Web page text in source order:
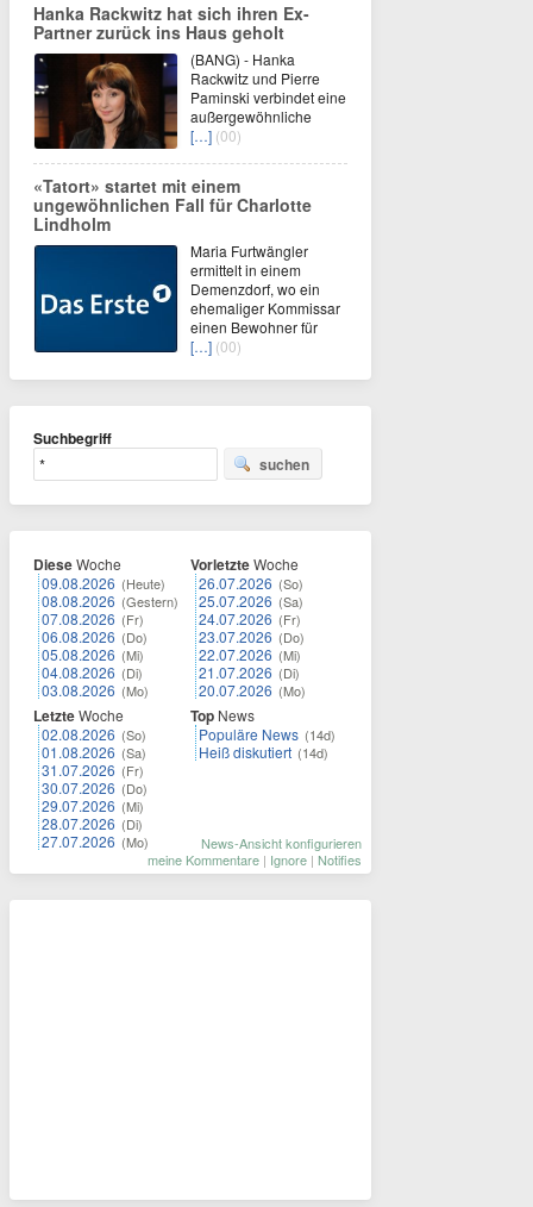
Hanka Rackwitz hat sich ihren Ex-
Partner zurück ins Haus geholt
(BANG) - Hanka
Rackwitz und Pierre
Paminski verbindet eine
außergewöhnliche
[…] (00)
«Tatort» startet mit einem
ungewöhnlichen Fall für Charlotte
Lindholm
Maria Furtwängler
ermittelt in einem
Demenzdorf, wo ein
ehemaliger Kommissar
einen Bewohner für
[…] (00)
Suchbegriff
suchen
DieseWoche
09.08.2026 (Heute)
08.08.2026 (Gestern)
07.08.2026 (Fr)
06.08.2026 (Do)
05.08.2026 (Mi)
04.08.2026 (Di)
03.08.2026 (Mo)
LetzteWoche
02.08.2026 (So)
01.08.2026 (Sa)
31.07.2026 (Fr)
30.07.2026 (Do)
29.07.2026 (Mi)
28.07.2026 (Di)
27.07.2026 (Mo)
VorletzteWoche
26.07.2026 (So)
25.07.2026 (Sa)
24.07.2026 (Fr)
23.07.2026 (Do)
22.07.2026 (Mi)
21.07.2026 (Di)
20.07.2026 (Mo)
Top News
Populäre News (14d)
Heiß diskutiert (14d)
News-Ansicht konfigurieren
meine Kommentare | Ignore | Notifies